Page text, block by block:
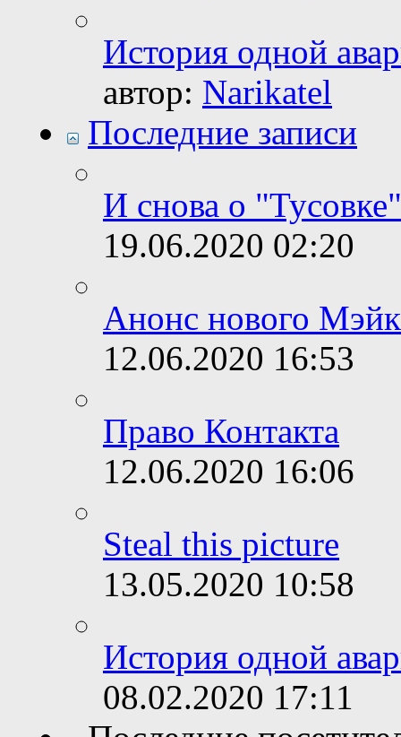
История одной
автор: Narikatel
Последние записи
И снова о
19.06.2020 02:20
Анонс нового
12.06.2020 16:53
Право Контакта
12.06.2020 16:06
Steal this picture
13.05.2020 10:58
История одной
08.02.2020 17:11